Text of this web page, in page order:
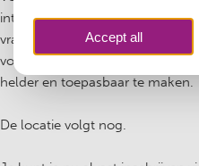
interactieve bijles waarin we de
vraagstukken uit dit blok stap
voorbereiding op het tentamen
helder en toepasbaar te maken.
De locatie volgt nog.